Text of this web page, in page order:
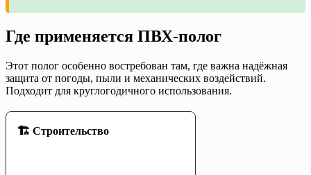
Где применяется ПВХ-полог
Этот полог особенно востребован там, где важна надёжная
защита от погоды, пыли и механических воздействий.
Подходит для круглогодичного использования.
🏗️ Строительство